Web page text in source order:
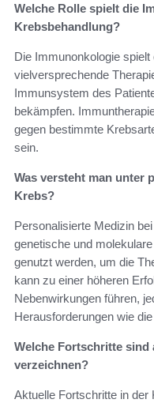
Welche Rolle spielt die
Krebsbehandlung?
Die Immunonkologie
vielversprechende
Immunsystem des
bekämpfen.
gegen bestimmte
sein.
Was versteht man unter
Krebs?
Personalisierte Medizin
genetische und
genutzt werden, um die
kann zu einer höheren
Nebenwirkungen führen,
Herausforderungen wie
Welche Fortschritte
verzeichnen?
Aktuelle Fortschritte in